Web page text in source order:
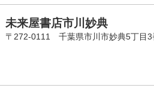
未来屋書店市川妙典
〒272-0111 千葉県市川市妙典5丁目3